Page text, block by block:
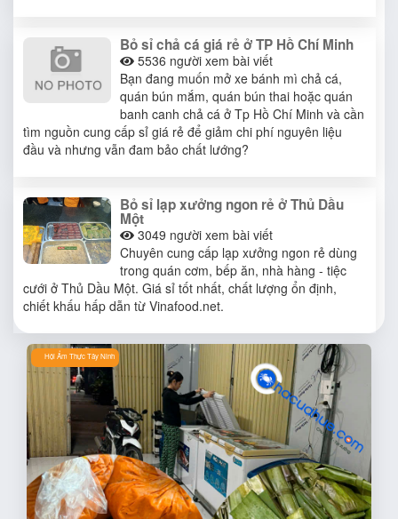
Bỏ sỉ chả cá giá rẻ ở TP Hồ Chí Minh
5536 người xem bài viết
Bạn đang muốn mở xe bánh mì chả cá,
quán bún mắm, quán bún thai hoặc quán
banh canh chả cá ở Tp Hồ Chí Minh và cần
tìm nguồn cung cấp sỉ giá rẻ để giảm chi phí nguyên liệu
đầu và nhưng vẫn đam bảo chất lướng?
Bỏ sỉ lạp xưởng ngon rẻ ở Thủ Dầu
Một
3049 người xem bài viết
Chuyên cung cấp lạp xưởng ngon rẻ dùng
trong quán cơm, bếp ăn, nhà hàng - tiệc
cưới ở Thủ Dầu Một. Giá sỉ tốt nhất, chất lượng ổn định,
chiết khấu hấp dẫn từ Vinafood.net.
Hội Ẩm Thực Tây Ninh